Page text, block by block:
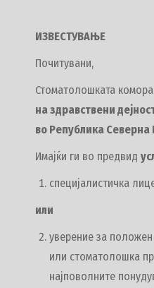
ИЗВЕСТУВАЊЕ
Почитувани,
Стоматолошката
на здравствени
во Република Северна
Имајќи ги во предвид
специјалистичка
или
уверение за положен
или стоматолошка
најповолните